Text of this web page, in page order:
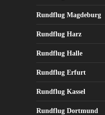
Rundflug Magdeburg
Rundflug Harz
Rundflug Halle
Rundflug Erfurt
Rundflug Kassel
Rundflug Dortmund